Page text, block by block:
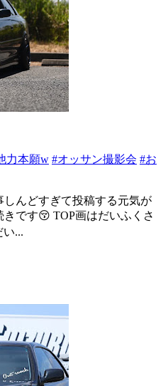
力本願w #オッサン撮影会 #お
んどすぎて投稿する元気が
です😚 TOP画はだいふくさ
い...